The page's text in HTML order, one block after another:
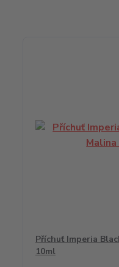
Příchuť Imperia
10ml